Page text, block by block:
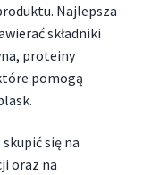
Najlepsza
składniki
proteiny
pomogą
się na
oraz na